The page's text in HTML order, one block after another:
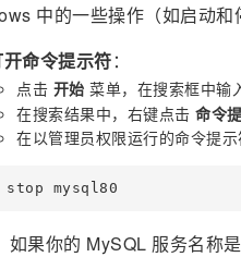
中的一些操作（如启动和
命令提示符：
点击 开始 菜单，在搜索框中输
在搜索结果中，右键点击 命令
在以管理员权限运行的命令提示
mysql80
如果你的 MySQL 服务名称是